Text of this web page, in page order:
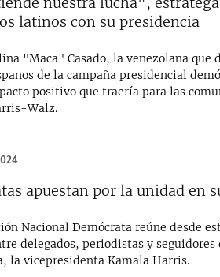
latinos con su presidencia
"Maca" Casado, la venezolana
de la campaña presidencial
positivo que traería para las
Walz.
apuestan por la unidad en
Nacional Demócrata reúne desde
delegados, periodistas y
la vicepresidenta Kamala Harris.